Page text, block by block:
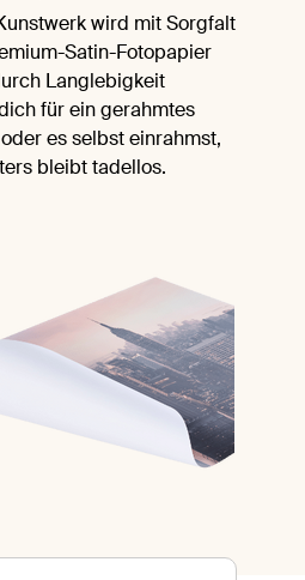
wird mit Sorgfalt
Satin-Fotopapier
Langlebigkeit
für ein gerahmtes
es selbst einrahmst,
bleibt tadellos.